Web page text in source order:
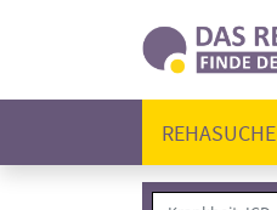
REHASUCHE